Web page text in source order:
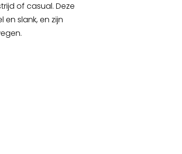
of casual. Deze
slank, en zijn